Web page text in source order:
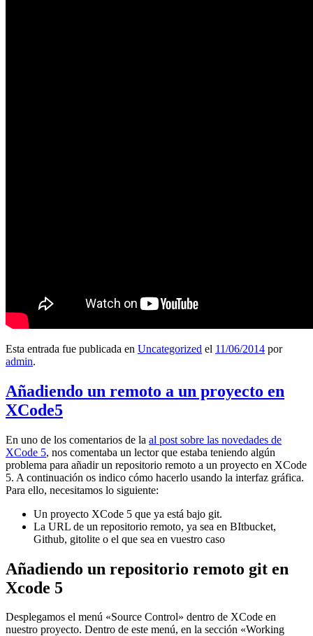
Esta entrada fue publicada en Uncategorized el 11/06/2014 por
admin.
Añadiendo un remoto a un proyecto en
XCode5
En uno de los comentarios de la al post sobre las novedades de
XCode 5, nos comentaba un lector que estaba teniendo algún
problema para añadir un repositorio remoto a un proyecto en XCode
5. A continuación os indico cómo hacerlo usando la interfaz gráfica.
Para ello, necesitamos lo siguiente:
Un proyecto XCode 5 que ya está bajo git.
La URL de un repositorio remoto, ya sea en BItbucket,
Github, gitolite o el que sea en vuestro caso
Añadiendo un repositorio remoto git en
Xcode 5
Desplegamos el menú «Source Control» dentro de XCode en
nuestro proyecto. Dentro de este menú, en la sección «Working